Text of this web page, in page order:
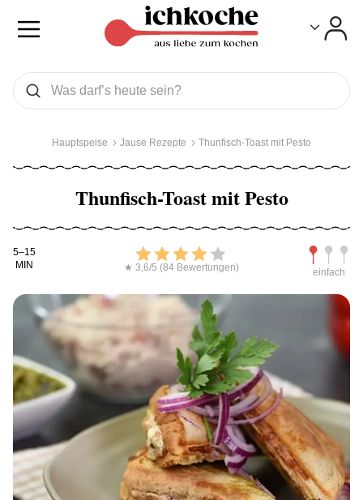
Was wollen Sie suchen
Suchen
Hauptspeise Jause Rezepte Thunfisch-Toast mit Pesto
Thunfisch-Toast mit Pesto
Kochdauer
5–15
MIN
Bewerten
★ 3,6/5 (84 Bewertungen) einfach